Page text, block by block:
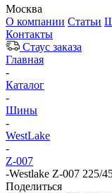
Москва
О компании Статьи
Контакты
Стаус заказа
Главная
-
Каталог
-
Шины
-
WestLake
-
Z-007
-Westlake Z-007 225/
Поделиться